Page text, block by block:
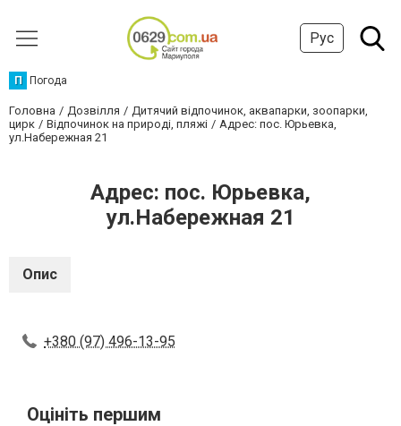
Рус
П Погода
Головна Дозвілля
Дитячий відпочинок, аквапарки, зоопарки,
цирк
Відпочинок на природі, пляжі
Адрес: пос. Юрьевка,
ул.Набережная 21
Адрес: пос. Юрьевка,
ул.Набережная 21
Опис
+380 (97) 496-13-95
Оцініть першим